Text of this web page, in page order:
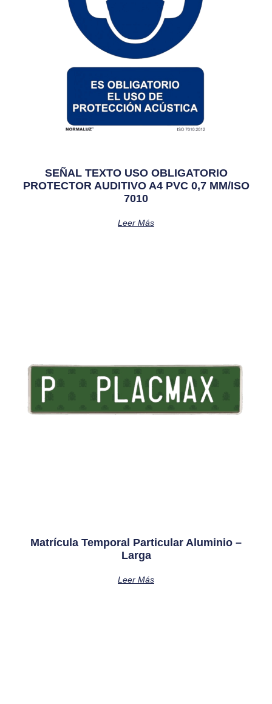
SEÑAL TEXTO USO OBLIGATORIO
PROTECTOR AUDITIVO A4 PVC 0,7 MM/ISO
7010
Leer Más
Matrícula Temporal Particular Aluminio –
Larga
Leer Más